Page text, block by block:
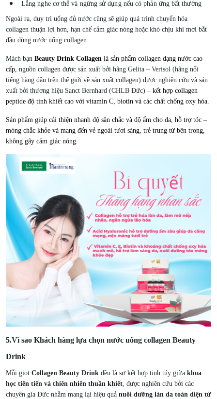
Lắng nghe cơ thể và ngừng sử dụng nếu có phản ứng bất thường
Ngoài ra, duy trì uống đủ nước cũng sẽ giúp quá trình chuyển hóa
collagen thuận lợi hơn, hạn chế cảm giác nóng hoặc khó chịu khi mới bắt
đầu dùng nước uống collagen.
Mách bạn Beauty Drink Collagen là sản phẩm collagen dạng nước cao
cấp, nguồn collagen được sản xuất bởi hãng Gelita – Verisol (hãng nổi
tiếng hàng đầu trên thế giới về sản xuất collagen) được nghiên cứu và sản
xuất bởi thương hiệu Sanct Bernhard (CHLB Đức) – kết hợp collagen
peptide độ tinh khiết cao với vitamin C, biotin và các chất chống oxy hóa.
Sản phẩm giúp cải thiện nhanh độ săn chắc và độ ẩm cho da, hỗ trợ tóc –
móng chắc khỏe và mang đến vẻ ngoài tươi sáng, trẻ trung từ bên trong,
không gây cảm giác nóng.
5.Vì sao Khách hàng lựa chọn nước uống collagen Beauty
Drink
Mỗi giọt Collagen Beauty Drink đều là sự kết hợp tinh túy giữa khoa
học tiên tiến và thiên nhiên thuần khiết, được nghiên cứu bởi các
chuyên gia Đức nhằm mang lại hiệu quả nuôi dưỡng làn da toàn diện từ